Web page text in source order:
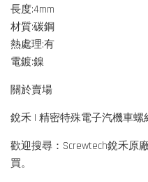
長度:4mm
材質:碳鋼
熱處理:有
電鍍:鎳
關於賣場
銳禾 | 精密特殊電子汽機車螺
歡迎搜尋：Screwtech銳禾原
買。